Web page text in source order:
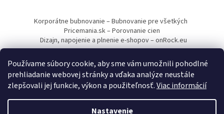
Používame súbory cookie, aby sme vám umožnili pohodlné
prehliadanie webovej stránky a vďaka analýze neustále
zlepšovali jej funkcie, výkon a použiteľnosť.Viac informácií
Nastavenie
Korporátne bubnovanie – Bubnovanie pre všetkých
Pricemania.sk – Porovnanie cien
Dizajn, napojenie a plnenie e-shopov – onRock.eu